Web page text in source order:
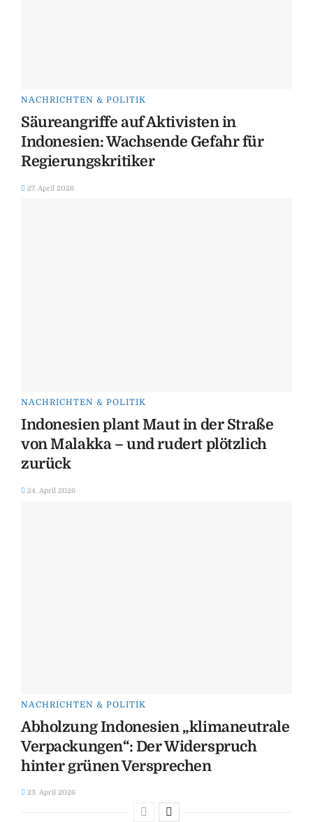
NACHRICHTEN & POLITIK
Säureangriffe auf Aktivisten in
Indonesien: Wachsende Gefahr für
Regierungskritiker
27. April 2026
NACHRICHTEN & POLITIK
Indonesien plant Maut in der Straße
von Malakka – und rudert plötzlich
zurück
24. April 2026
NACHRICHTEN & POLITIK
Abholzung Indonesien „klimaneutrale
Verpackungen“: Der Widerspruch
hinter grünen Versprechen
23. April 2026